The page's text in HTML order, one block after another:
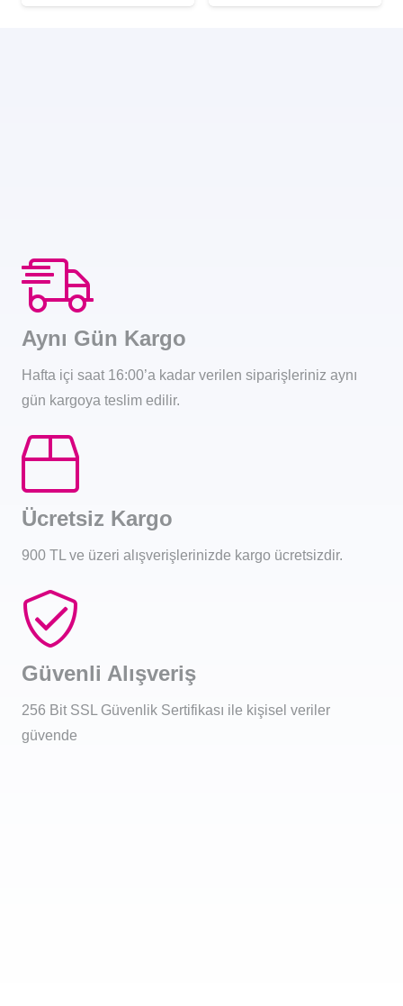
Aynı Gün Kargo
Hafta içi saat 16:00’a kadar verilen siparişleriniz aynı
gün kargoya teslim edilir.
Ücretsiz Kargo
900 TL ve üzeri alışverişlerinizde kargo ücretsizdir.
Güvenli Alışveriş
256 Bit SSL Güvenlik Sertifikası ile kişisel veriler
güvende